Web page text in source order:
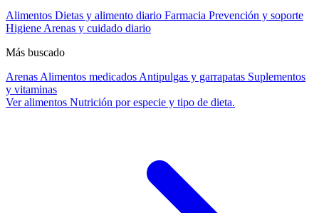
Alimentos Dietas y alimento diario Farmacia Prevención y soporte
Higiene Arenas y cuidado diario
Más buscado
Arenas Alimentos medicados Antipulgas y garrapatas Suplementos
y vitaminas
Ver alimentos Nutrición por especie y tipo de dieta.